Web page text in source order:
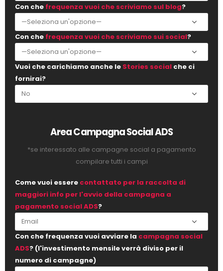
Con che frequenza vuoi che scriviamo sul blog?
Con che frequenza vuoi che scriviamo sui social?
Vuoi che carichiamo anche le Stories social che ci
fornirai?
Area Campagna Social ADS
*se interessato alle campagne social a pagamento
compilare tutti i campi
Come vuoi essere contattato per la raccolta di
maggiori info per l'avvio della campagna a
pagamento social ADS?
Con che frequenza vuoi avviare la campagna social
ADS? (l'investimento mensile verrà diviso per il
numero di campagne)